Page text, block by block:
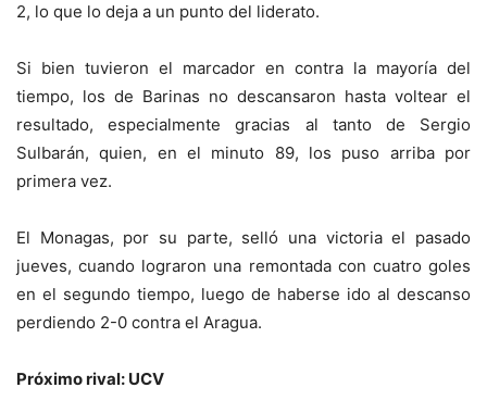
2, lo que lo deja a un punto del liderato.
Si bien tuvieron el marcador en contra la mayoría del
tiempo, los de Barinas no descansaron hasta voltear el
resultado, especialmente gracias al tanto de Sergio
Sulbarán, quien, en el minuto 89, los puso arriba por
primera vez.
El Monagas, por su parte, selló una victoria el pasado
jueves, cuando lograron una remontada con cuatro goles
en el segundo tiempo, luego de haberse ido al descanso
perdiendo 2-0 contra el Aragua.
Próximo rival: UCV